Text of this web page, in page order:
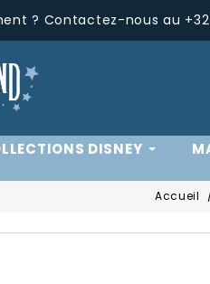
? Contactez-nous au
DISNEY
Accueil